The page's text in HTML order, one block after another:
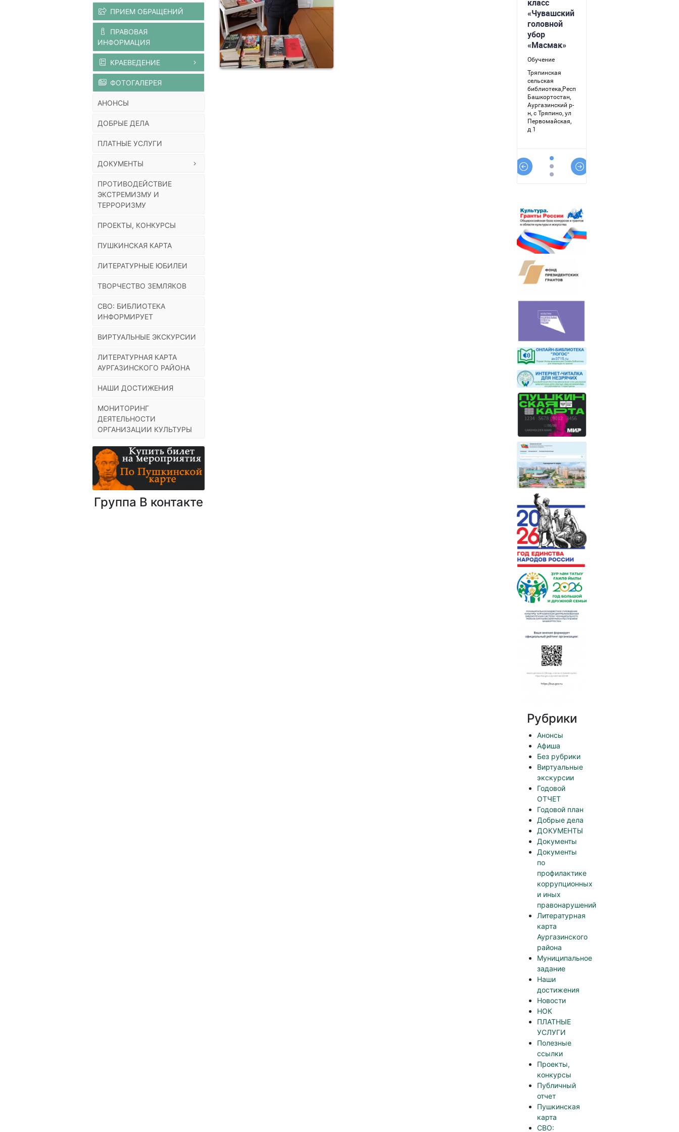
ПРИЕМ ОБРАЩЕНИЙ
ПРАВОВАЯ
ИНФОРМАЦИЯ
КРАЕВЕДЕНИЕ
ФОТОГАЛЕРЕЯ
АНОНСЫ
ДОБРЫЕ ДЕЛА
ПЛАТНЫЕ УСЛУГИ
ДОКУМЕНТЫ
ПРОТИВОДЕЙСТВИЕ
ЭКСТРЕМИЗМУ И
ТЕРРОРИЗМУ
ПРОЕКТЫ, КОНКУРСЫ
ПУШКИНСКАЯ КАРТА
ЛИТЕРАТУРНЫЕ ЮБИЛЕИ
ТВОРЧЕСТВО ЗЕМЛЯКОВ
СВО: БИБЛИОТЕКА
ИНФОРМИРУЕТ
ВИРТУАЛЬНЫЕ ЭКСКУРСИИ
ЛИТЕРАТУРНАЯ КАРТА
АУРГАЗИНСКОГО РАЙОНА
НАШИ ДОСТИЖЕНИЯ
МОНИТОРИНГ
ДЕЯТЕЛЬНОСТИ
ОРГАНИЗАЦИИ КУЛЬТУРЫ
Группа В контакте
Рубрики
Анонсы
Афиша
Без рубрики
Виртуальные
экскурсии
Годовой
ОТЧЕТ
Годовой план
Добрые дела
ДОКУМЕНТЫ
Документы
Документы
по
профилактике
коррупционных
и иных
правонарушений
Литературная
карта
Аургазинского
района
Муниципальное
задание
Наши
достижения
Новости
НОК
ПЛАТНЫЕ
УСЛУГИ
Полезные
ссылки
Проекты,
конкурсы
Публичный
отчет
Пушкинская
карта
СВО: